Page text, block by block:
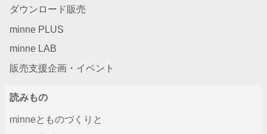
ダウンロード販売
minne PLUS
minne LAB
販売支援企画・イベント
読みもの
minneとものづくりと